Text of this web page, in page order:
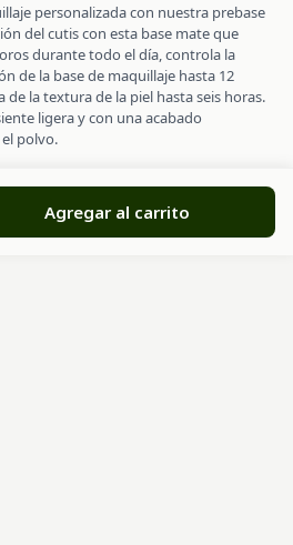
personalizada con nuestra prebase
del cutis con esta base mate que
durante todo el día, controla la
de la base de maquillaje hasta 12
la textura de la piel hasta seis horas.
ligera y con una acabado
polvo.
Agregar al carrito